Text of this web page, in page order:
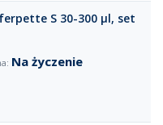
S 30-300 µl, set
Na życzenie